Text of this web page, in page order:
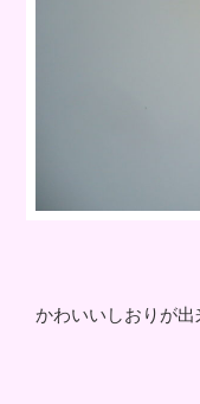
かわいいしおりが出